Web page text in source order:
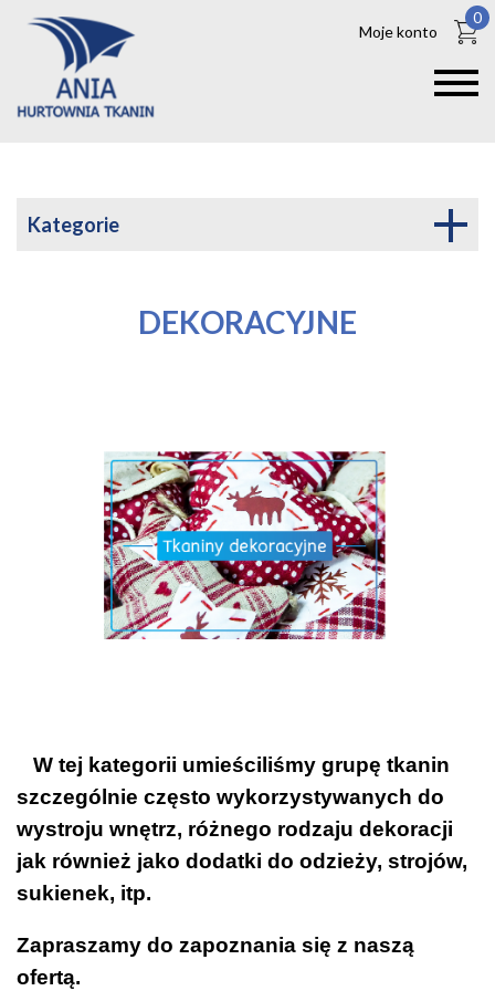
Moje konto
0
Kategorie
DEKORACYJNE
W tej kategorii umieściliśmy grupę tkanin
szczególnie często wykorzystywanych do
wystroju wnętrz, różnego rodzaju dekoracji
jak również jako dodatki do odzieży, strojów,
sukienek, itp.
Zapraszamy do zapoznania się z naszą
ofertą.